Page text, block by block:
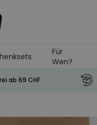
Für
Wen?
ab 69 CHF